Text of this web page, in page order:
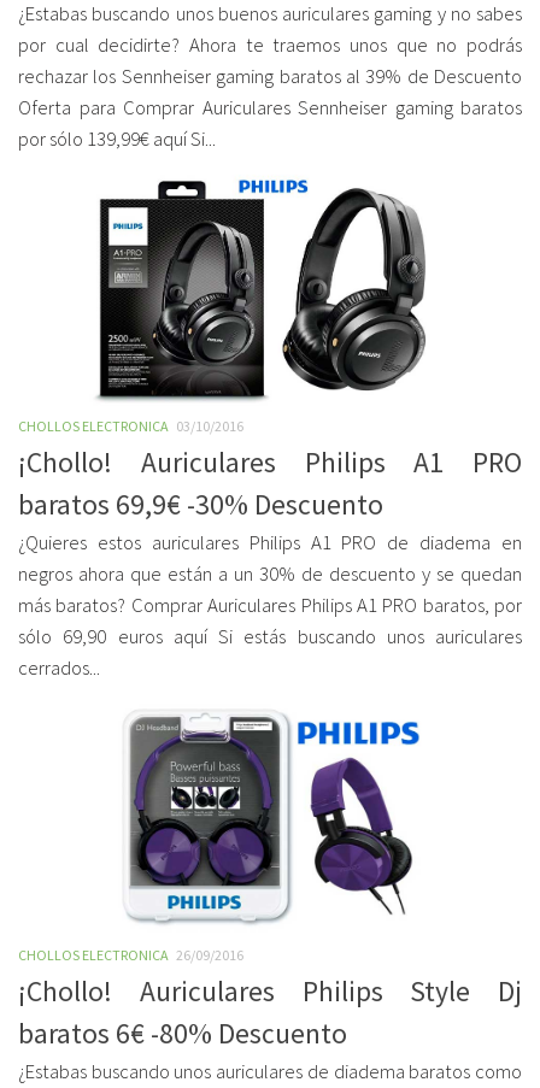
¿Estabas buscando unos buenos auriculares gaming y no sabes
por cual decidirte? Ahora te traemos unos que no podrás
rechazar los Sennheiser gaming baratos al 39% de Descuento
Oferta para Comprar Auriculares Sennheiser gaming baratos
por sólo 139,99€ aquí Si...
CHOLLOS ELECTRONICA 03/10/2016
¡Chollo! Auriculares Philips A1 PRO
baratos 69,9€ -30% Descuento
¿Quieres estos auriculares Philips A1 PRO de diadema en
negros ahora que están a un 30% de descuento y se quedan
más baratos? Comprar Auriculares Philips A1 PRO baratos, por
sólo 69,90 euros aquí Si estás buscando unos auriculares
cerrados...
CHOLLOS ELECTRONICA 26/09/2016
¡Chollo! Auriculares Philips Style Dj
baratos 6€ -80% Descuento
¿Estabas buscando unos auriculares de diadema baratos como